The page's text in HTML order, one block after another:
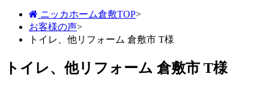
ニッカホーム倉敷TOP>
お客様の声>
トイレ、他リフォーム 倉敷市 T様
トイレ、他リフォーム 倉敷市 T様